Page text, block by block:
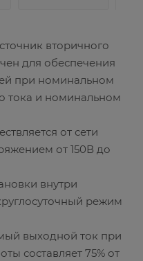
вторичного
для обеспечения
при номинальном
тока и номинальном
от сети
от 150В до
внутри
режим
выходной ток при
составляет 75% от